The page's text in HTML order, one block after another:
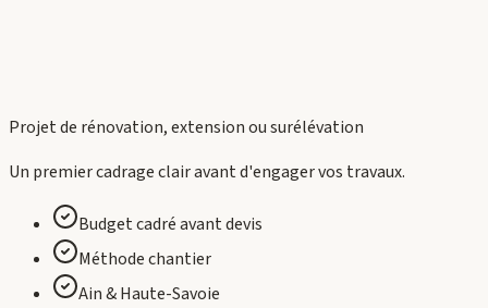
Projet de rénovation, extension ou surélévation
Un premier cadrage clair avant d'engager vos travaux.
Budget cadré avant devis
Méthode chantier
Ain & Haute-Savoie